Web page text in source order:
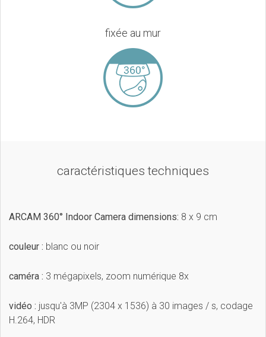
fixée au mur
caractéristiques techniques
ARCAM 360° Indoor Camera dimensions: 8 x 9 cm
couleur : blanc ou noir
caméra : 3 mégapixels, zoom numérique 8x
vidéo : jusqu'à 3MP (2304 x 1536) à 30 images / s, codage
H.264, HDR